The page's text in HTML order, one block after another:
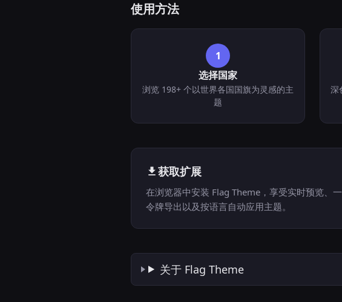
使用方法
1
选择国家
浏览 198+ 个以世界各国国旗为灵感的主
题
深
获取扩展
在浏览器中安装 Flag Theme，享受实时预览、
令牌导出以及按语言自动应用主题。
关于 Flag Theme